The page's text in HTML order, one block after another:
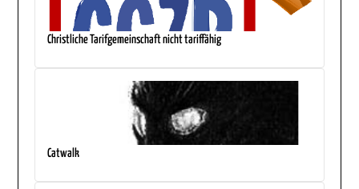
Christliche Tarifgemeinschaft nicht tariffähig
Catwalk